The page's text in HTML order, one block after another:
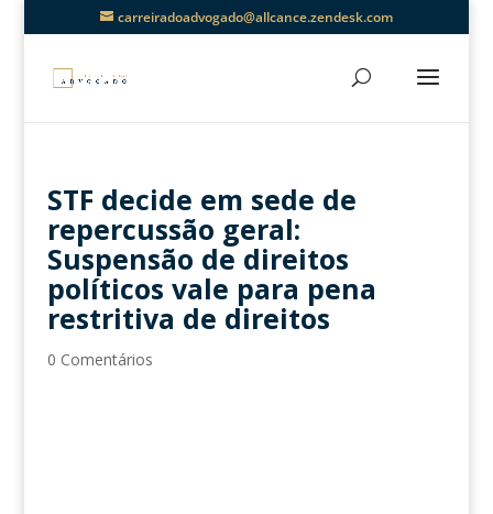
carreiradoadvogado@allcance.zendesk.com
STF decide em sede de
repercussão geral:
Suspensão de direitos
políticos vale para pena
restritiva de direitos
0 Comentários